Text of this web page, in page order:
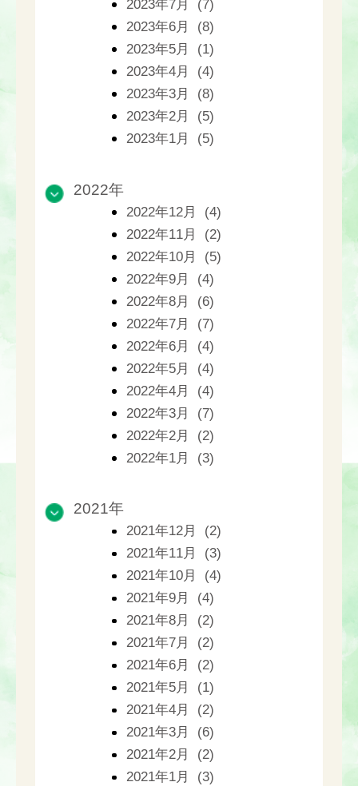
2023年7月 (7)
2023年6月 (8)
2023年5月 (1)
2023年4月 (4)
2023年3月 (8)
2023年2月 (5)
2023年1月 (5)
2022年
2022年12月 (4)
2022年11月 (2)
2022年10月 (5)
2022年9月 (4)
2022年8月 (6)
2022年7月 (7)
2022年6月 (4)
2022年5月 (4)
2022年4月 (4)
2022年3月 (7)
2022年2月 (2)
2022年1月 (3)
2021年
2021年12月 (2)
2021年11月 (3)
2021年10月 (4)
2021年9月 (4)
2021年8月 (2)
2021年7月 (2)
2021年6月 (2)
2021年5月 (1)
2021年4月 (2)
2021年3月 (6)
2021年2月 (2)
2021年1月 (3)